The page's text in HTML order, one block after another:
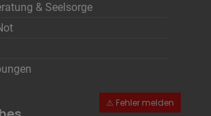
& Seelsorge